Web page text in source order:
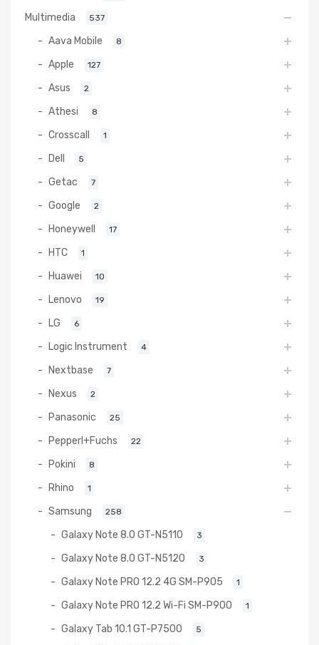
Multimedia 537
Aava Mobile 8
Apple 127
Asus 2
Athesi 8
Crosscall 1
Dell 5
Getac 7
Google 2
Honeywell 17
HTC 1
Huawei 10
Lenovo 19
LG 6
Logic Instrument 4
Nextbase 7
Nexus 2
Panasonic 25
Pepperl+Fuchs 22
Pokini 8
Rhino 1
Samsung 258
Galaxy Note 8.0 GT-N5110 3
Galaxy Note 8.0 GT-N5120 3
Galaxy Note PRO 12.2 4G SM-P905 1
Galaxy Note PRO 12.2 Wi-Fi SM-P900 1
Galaxy Tab 10.1 GT-P7500 5